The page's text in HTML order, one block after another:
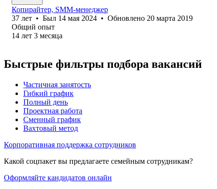
Копирайтер, SMM-менеджер
37 лет • Был 14 мая 2024 • Обновлено 20 марта 2019
Общий опыт
14 лет 3 месяца
Быстрые фильтры подбора вакансий
Частичная занятость
Гибкий график
Полный день
Проектная работа
Сменный график
Вахтовый метод
Корпоративная поддержка сотрудников
Какой соцпакет вы предлагаете семейным сотрудникам?
Оформляйте кандидатов онлайн